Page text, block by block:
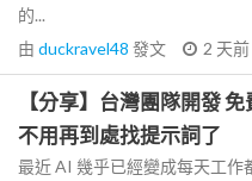
的...
由 duckravel48 發文 2 天前
【分享】台灣團隊開發
不用再到處找提示詞了
最近 AI 幾乎已經變成每天工作